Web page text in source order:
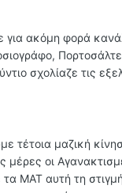
ακόμη φορά
σχολίαζε τις
τέτοια μαζική
μέρες οι
ΜΑΤ αυτή τη